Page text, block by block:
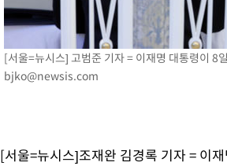
[서울=뉴시스] 고범준 기자 = 이재명 대통령이
bjko@newsis.com
[서울=뉴시스]조재완 김경록 기자 = 이